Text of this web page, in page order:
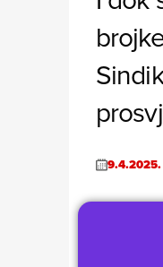
9.4.2025.